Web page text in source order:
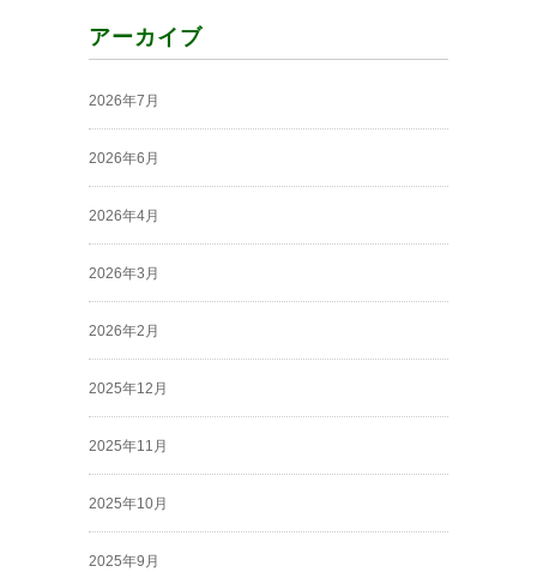
アーカイブ
2026年7月
2026年6月
2026年4月
2026年3月
2026年2月
2025年12月
2025年11月
2025年10月
2025年9月